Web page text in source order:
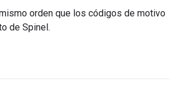
orden que los códigos de motivo
de Spinel.